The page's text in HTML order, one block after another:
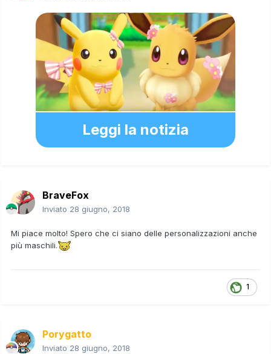
Leggi la notizia
BraveFox
Inviato 28 giugno, 2018
Mi piace molto! Spero che ci siano delle personalizzazioni anche
più maschili.
1
Porygatto
Inviato 28 giugno, 2018